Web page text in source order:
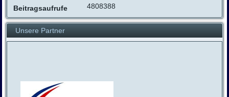
Beitragsaufrufe 4808388
Unsere Partner